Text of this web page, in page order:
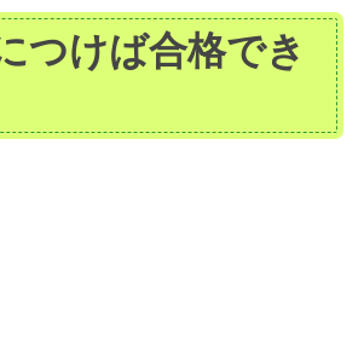
つけば合格でき